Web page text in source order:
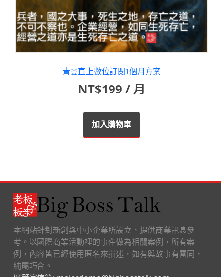
青雲直上數位訂閱1個月方案
NT$199 / 月
加入購物車
本網站針對新創與中小企業所設立，提供商業訊息參
考。以國際商業活動裡的事件做為相關案例，所有案
例，內容皆已經使用匿名來描述，如有與故事有雷同，
純屬巧合。